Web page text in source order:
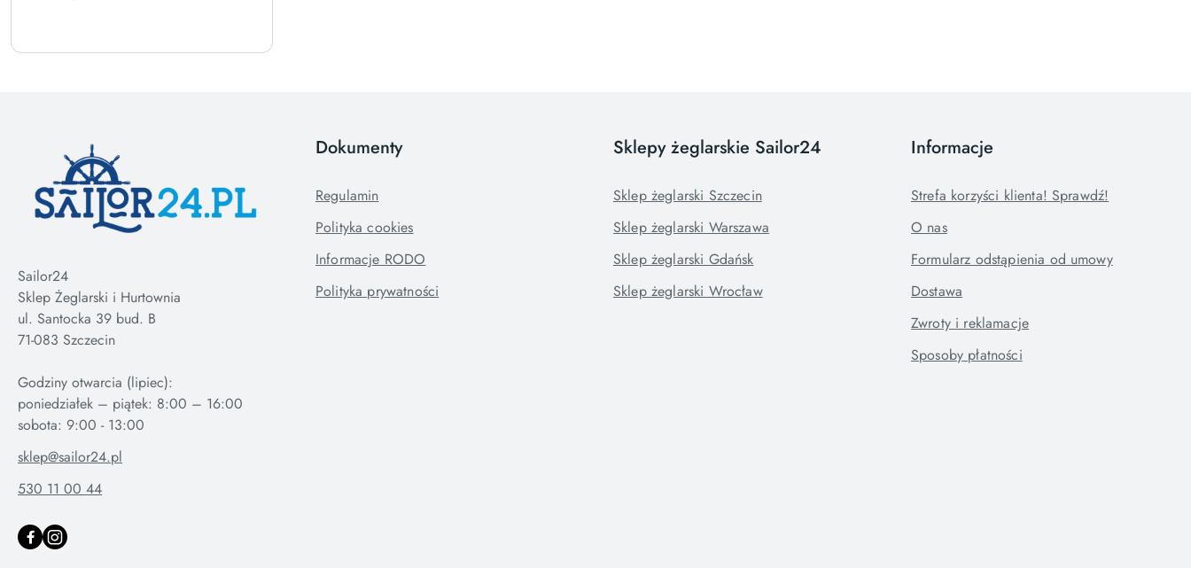
Sailor24
Sklep Żeglarski i Hurtownia
ul. Santocka 39 bud. B
71-083 Szczecin
Godziny otwarcia (lipiec):
poniedziałek – piątek: 8:00 – 16:00
sklep@sailor24.pl
530 11 00 44
Dokumenty
Regulamin
Polityka cookies
Informacje RODO
Polityka prywatności
Sklepy żeglarskie Sailor24
Sklep żeglarski Szczecin
Sklep żeglarski Warszawa
Sklep żeglarski Gdańsk
Sklep żeglarski Wrocław
Informacje
Strefa korzyści klienta! Sprawdź!
O nas
Formularz odstąpienia od umowy
Dostawa
Zwroty i reklamacje
Sposoby płatności